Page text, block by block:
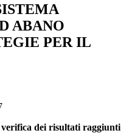
ABANO
PER IL
dei risultati raggiunti